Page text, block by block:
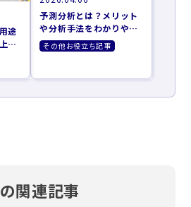
途
の
予測分析とは？メリット
や分析手法をわかりやす
く解説
その他お役立ち記事
関連記事